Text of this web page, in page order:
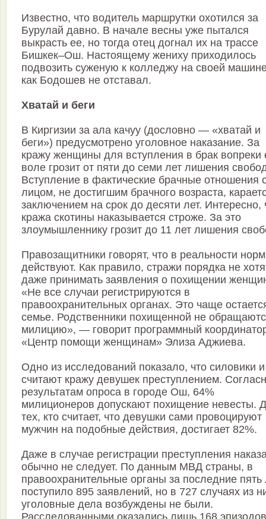
Известно, что водитель маршрутки охотился за
Бурулай давно. В начале весны уже пытался
выкрасть ее, но тогда отец догнал их на трассе
Бишкек–Ош. Настоящему жениху приходилось
подвозить суженую к колледжу на своей
как Бодошев не отставал.
Хватай и беги
В Киргизии за ала качуу (дословно — «хватай и
беги») предусмотрено уголовное наказание. За
кражу женщины для вступления в брак вопреки
воле грозит от пяти до семи лет лишения
Вступление в фактические брачные отношения
лицом, не достигшим брачного возраста,
заключением на срок до десяти лет. Интересно,
кража скотины наказывается строже. За это
злоумышленнику грозит до 11 лет лишения
Правозащитники говорят, что в реальности
действуют. Как правило, стражи порядка не
даже принимать заявления о похищении
«Не все случаи регистрируются в
правоохранительных органах. Это чаще
семье. Родственники похищенной не
милицию», — говорит программный
«Центр помощи женщинам» Элиза Аджиева.
Одно из исследований показало, что силовики
считают кражу девушек преступлением.
результатам опроса в городе Ош, 64%
милиционеров допускают похищение невесты.
тех, кто считает, что девушки сами провоцируют
мужчин на подобные действия, достигает 82%.
Даже в случае регистрации преступления
обычно не следует. По данным МВД страны, в
правоохранительные органы за последние пять
поступило 895 заявлений, но в 727 случаях из
уголовные дела возбуждены не были.